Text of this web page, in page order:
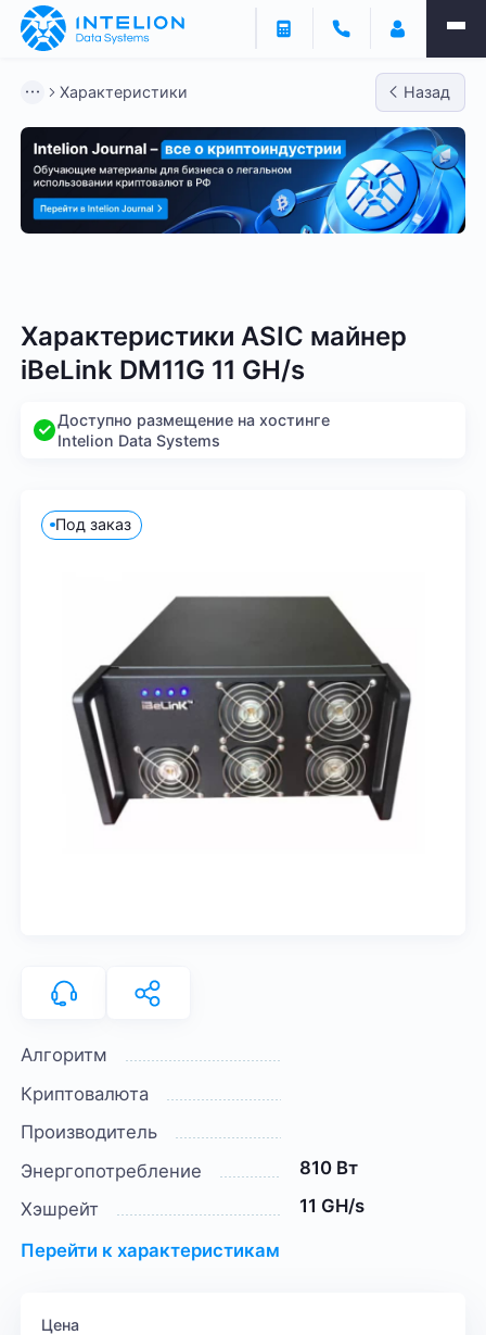
Характеристики Назад
Характеристики ASIC майнер
iBeLink DM11G 11 GH/s
Доступно размещение на хостинге
Intelion Data Systems
Под заказ
Алгоритм
Криптовалюта
Производитель
Энергопотребление
810 Вт
Хэшрейт
11 GH/s
Перейти к характеристикам
Цена